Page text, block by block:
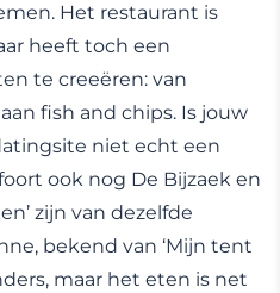
Het restaurant is
heeft toch een
te creeëren: van
fish and chips. Is jouw
niet echt een
ook nog De Bijzaek en
zijn van dezelfde
bekend van ‘Mijn tent
maar het eten is net